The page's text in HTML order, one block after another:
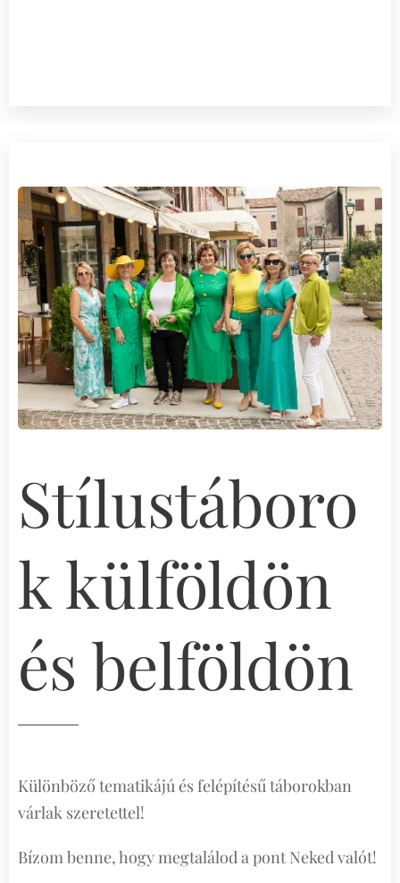
Stílustáboro
k külföldön
és belföldön
Különböző tematikájú és felépítésű táborokban
várlak szeretettel!
Bízom benne, hogy megtalálod a pont Neked valót!